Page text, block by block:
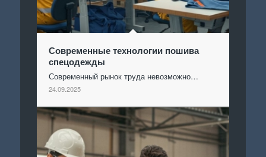
Современные технологии пошива
спецодежды
Современный рынок труда невозможно…
24.09.2025